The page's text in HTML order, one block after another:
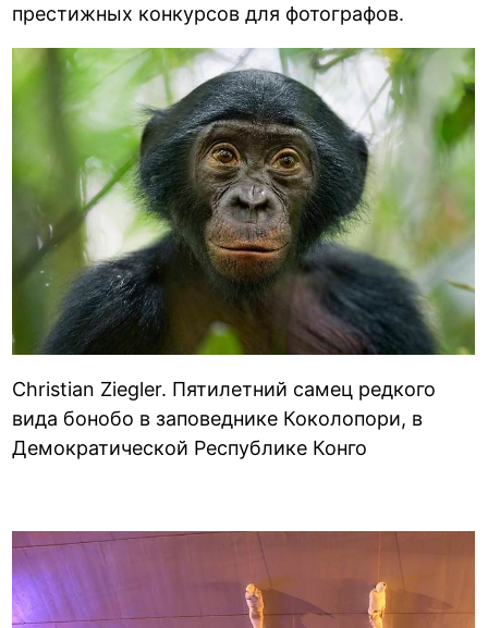
престижных конкурсов для фотографов.
Christian Ziegler. Пятилетний самец редкого
вида бонобо в заповеднике Коколопори, в
Демократической Республике Конго